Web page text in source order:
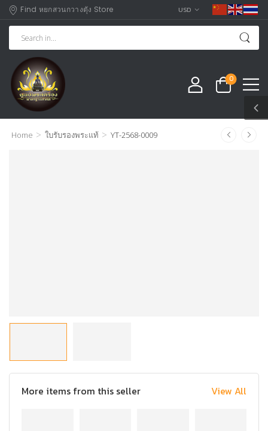
Find หยกสวนกวางตุัง Store USD
0
Home > ใบรับรองพระแท้ > YT-2568-0009
More items from this seller View All